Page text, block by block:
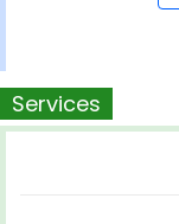
Services